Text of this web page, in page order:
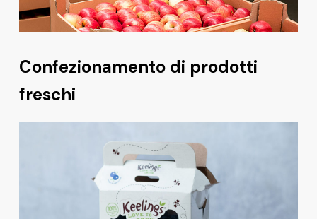
Confezionamento di prodotti
freschi